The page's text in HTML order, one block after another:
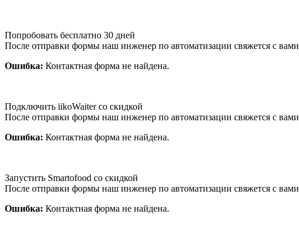
Попробовать бесплатно 30 дней
После отправки формы наш инженер по автоматизации свяжется с вами
Ошибка: Контактная форма не найдена.
Подключить iikoWaiter со скидкой
После отправки формы наш инженер по автоматизации свяжется с вами
Ошибка: Контактная форма не найдена.
Запустить Smartofood со скидкой
После отправки формы наш инженер по автоматизации свяжется с вами
Ошибка: Контактная форма не найдена.